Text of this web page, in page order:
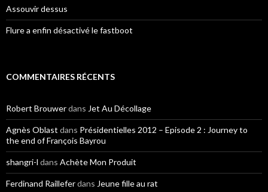
Assouvir dessus
Flure a enfin désactivé le fastboot
COMMENTAIRES RÉCENTS
Robert Brouwerdans Jet Au Décollage
Agnès Oblast dans Présidentielles 2012 – Episode 2 : Journey to
the end of François Bayrou
shangri-l dans Achète Mon Produit
Ferdinand Railleferdans Jeune fille au rat